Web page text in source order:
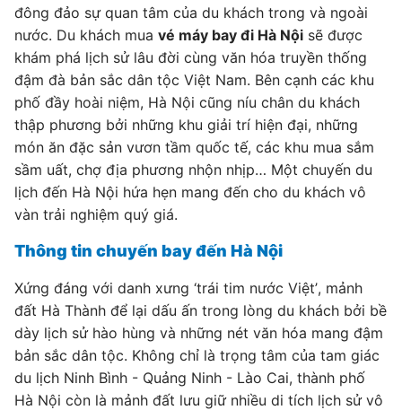
đông đảo sự quan tâm của du khách trong và ngoài
nước. Du khách mua vé máy bay đi Hà Nội sẽ được
khám phá lịch sử lâu đời cùng văn hóa truyền thống
đậm đà bản sắc dân tộc Việt Nam. Bên cạnh các khu
phố đầy hoài niệm, Hà Nội cũng níu chân du khách
thập phương bởi những khu giải trí hiện đại, những
món ăn đặc sản vươn tầm quốc tế, các khu mua sắm
sầm uất, chợ địa phương nhộn nhịp… Một chuyến du
lịch đến Hà Nội hứa hẹn mang đến cho du khách vô
vàn trải nghiệm quý giá.
Thông tin chuyến bay đến Hà Nội
Xứng đáng với danh xưng ‘trái tim nước Việt’, mảnh
đất Hà Thành để lại dấu ấn trong lòng du khách bởi bề
dày lịch sử hào hùng và những nét văn hóa mang đậm
bản sắc dân tộc. Không chỉ là trọng tâm của tam giác
du lịch Ninh Bình - Quảng Ninh - Lào Cai, thành phố
Hà Nội còn là mảnh đất lưu giữ nhiều di tích lịch sử vô